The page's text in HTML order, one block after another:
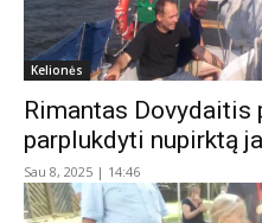
Kelionės
Rimantas Dovydaitis
parplukdyti nupirktą
Sau 8, 2025 | 14:46